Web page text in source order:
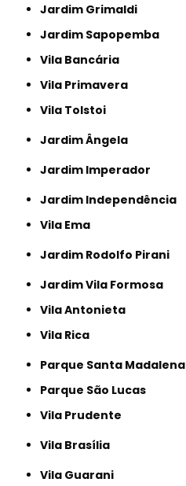
Jardim Grimaldi
Jardim Sapopemba
Vila Bancária
Vila Primavera
Vila Tolstoi
Jardim Ângela
Jardim Imperador
Jardim Independência
Vila Ema
Jardim Rodolfo Pirani
Jardim Vila Formosa
Vila Antonieta
Vila Rica
Parque Santa Madalena
Parque São Lucas
Vila Prudente
Vila Brasília
Vila Guarani